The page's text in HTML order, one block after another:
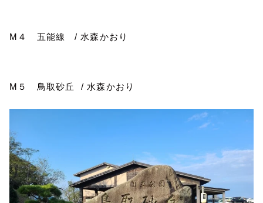
M ４ 五能線 / 水森かおり
M ５ 鳥取砂丘 / 水森かおり